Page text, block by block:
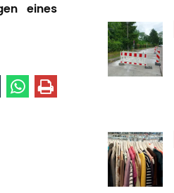
eines